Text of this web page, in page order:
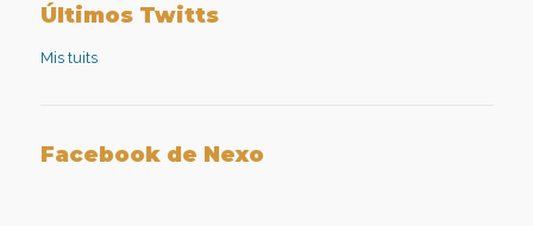
Facebook
TwitteraplicadaGoogle+
Últimos Twitts
Mis tuits
Facebook de Nexo